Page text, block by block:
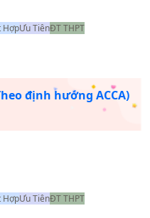
HợpƯu TiênĐT THPT
định hướng ACCA)
HợpƯu TiênĐT THPT